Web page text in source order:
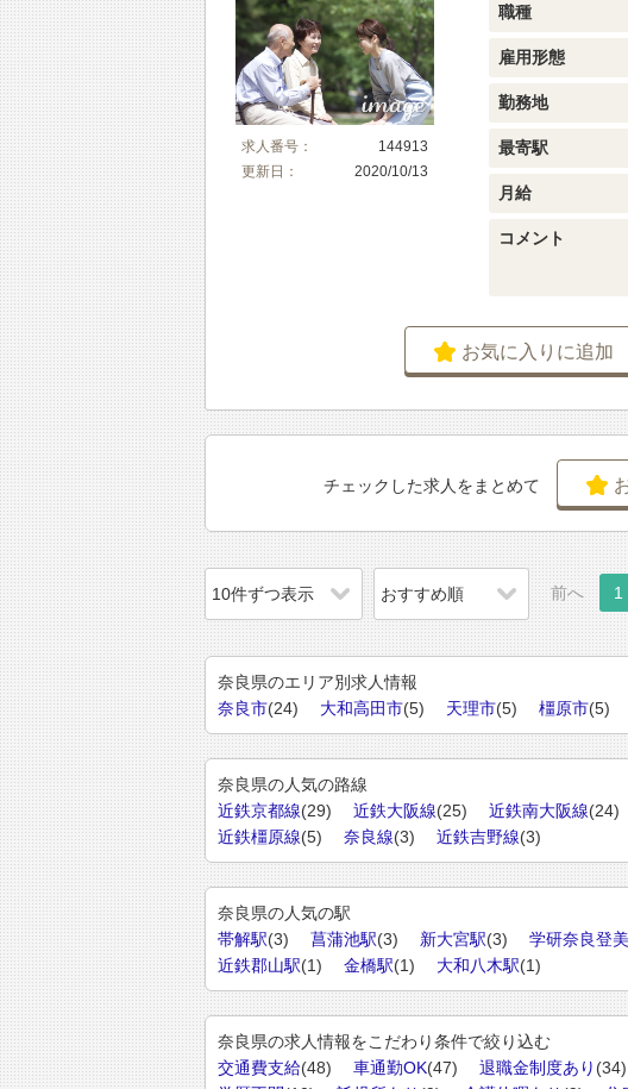
求人番号：
144913
更新日：
2020/10/13
職種
雇用形態
勤務地
最寄駅
月給
コメント
お気に入りに追加
チェックした求人をまとめて
前へ 1
奈良県のエリア別求人情報
奈良市(24) 大和高田市(5) 天理市(5) 橿原市(5)
奈良県の人気の路線
近鉄京都線(29) 近鉄大阪線(25) 近鉄南大阪線(24)
近鉄橿原線(5) 奈良線(3) 近鉄吉野線(3)
奈良県の人気の駅
帯解駅(3) 菖蒲池駅(3) 新大宮駅(3) 学研奈良登
近鉄郡山駅(1) 金橋駅(1) 大和八木駅(1)
奈良県の求人情報をこだわり条件で絞り込む
交通費支給(48) 車通勤OK(47) 退職金制度あり (34)